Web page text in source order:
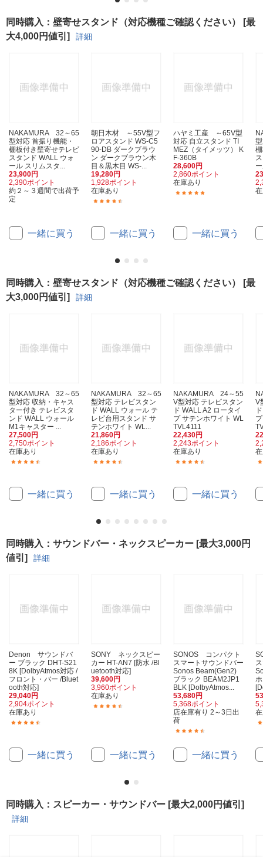
同時購入：壁寄せスタンド（対応機種ご確認ください） [最
大4,000円値引]
詳細
NAKAMURA 32～65
型対応 首振り機能・
棚板付き壁寄せテレビ
スタンド WALL ウォ
ール スリムスタ...
23,900円
2,390ポイント
約２～３週間で出荷予
定
一緒に買う
朝日木材 ～55V型フ
ロアスタンド WS-C5
90-DB ダークブラウ
ン ダークブラウン木
目＆黒木目 WS-...
19,280円
1,928ポイント
在庫あり
一緒に買う
ハヤミ工産 ～65V型
対応 自立スタンド TI
MEZ（タイメッツ） K
F-360B
28,600円
2,860ポイント
在庫あり
一緒に買う
同時購入：壁寄せスタンド（対応機種ご確認ください） [最
大3,000円値引]
詳細
NAKAMURA 32～65
型対応 収納・キャス
ター付き テレビスタ
ンド WALL ウォール
M1キャスター ...
27,500円
2,750ポイント
在庫あり
一緒に買う
NAKAMURA 32～65
型対応 テレビスタン
ド WALL ウォール テ
レビ台用スタンド サ
テンホワイト WL...
21,860円
2,186ポイント
在庫あり
一緒に買う
NAKAMURA 24～55
V型対応 テレビスタン
ド WALL A2 ロータイ
プ サテンホワイト WL
TVL4111
22,430円
2,243ポイント
在庫あり
一緒に買う
V
同時購入：サウンドバー・ネックスピーカー [最大3,000円
値引]
詳細
Denon サウンドバ
ー ブラック DHT-S21
8K [DolbyAtmos対応 /
フロント・バー /Bluet
ooth対応]
29,040円
2,904ポイント
在庫あり
一緒に買う
SONY ネックスピー
カー HT-AN7 [防水 /Bl
uetooth対応]
39,600円
3,960ポイント
在庫あり
一緒に買う
SONOS コンパクト
スマートサウンドバー
Sonos Beam(Gen2)
ブラック BEAM2JP1
BLK [DolbyAtmos...
53,680円
5,368ポイント
店在庫有り 2～3日出
荷
一緒に買う
同時購入：スピーカー・サウンドバー [最大2,000円値引]
詳細